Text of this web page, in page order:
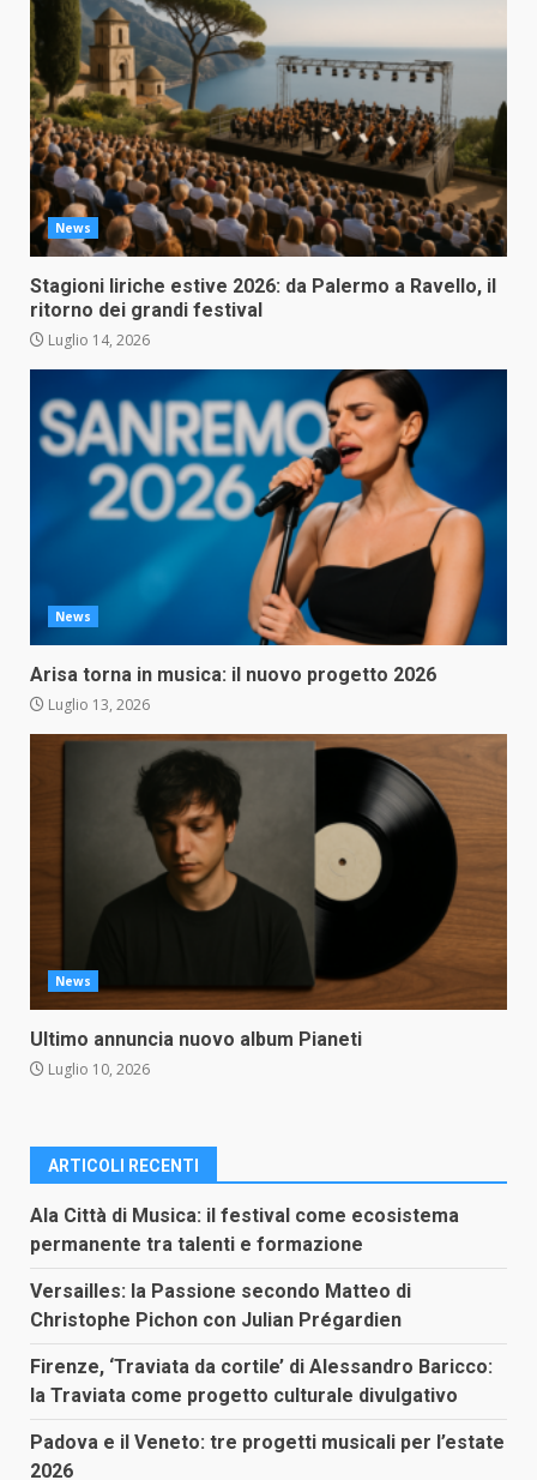
News
Stagioni liriche estive 2026: da Palermo a Ravello, il
ritorno dei grandi festival
Luglio 14, 2026
News
Arisa torna in musica: il nuovo progetto 2026
Luglio 13, 2026
News
Ultimo annuncia nuovo album Pianeti
Luglio 10, 2026
ARTICOLI RECENTI
Ala Città di Musica: il festival come ecosistema
permanente tra talenti e formazione
Versailles: la Passione secondo Matteo di
Christophe Pichon con Julian Prégardien
Firenze, ‘Traviata da cortile’ di Alessandro Baricco:
la Traviata come progetto culturale divulgativo
Padova e il Veneto: tre progetti musicali per l’estate
2026